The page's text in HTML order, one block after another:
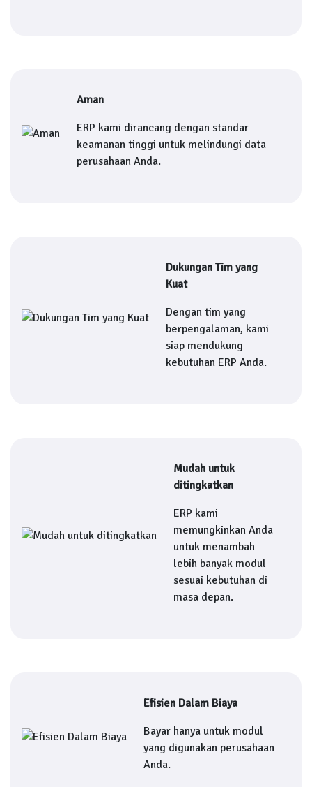
Aman
ERP kami dirancang dengan standar
keamanan tinggi untuk melindungi data
perusahaan Anda.
Dukungan Tim yang
Kuat
Dengan tim yang
berpengalaman, kami
siap mendukung
kebutuhan ERP Anda.
Mudah untuk
ditingkatkan
ERP kami
memungkinkan Anda
untuk menambah
lebih banyak modul
sesuai kebutuhan di
masa depan.
Efisien Dalam Biaya
Bayar hanya untuk modul
yang digunakan perusahaan
Anda.